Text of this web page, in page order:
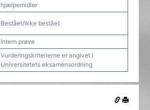
hjælpemidler
Bestået/ikke bestået
Intern prøve
Vurderingskriterierne er angivet i
Universitetets eksamensordning